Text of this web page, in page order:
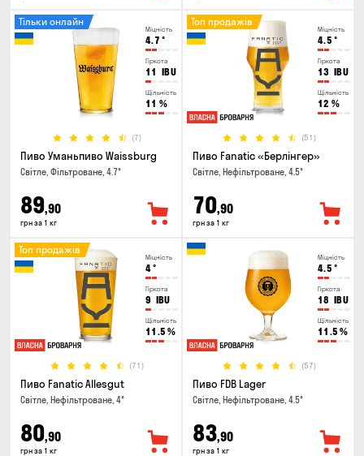
Міцність
4.7 °
Гіркота
11 IBU
Щільність
11 %
(7)
Тільки онлайн
Пиво Уманьпиво Waissburg
Світле, Фільтроване, 4.7°
89,90
грн за 1 кг
Міцність
4.5 °
Гіркота
13 IBU
Щільність
12 %
(51)
Топ продажів
Пиво Fanatic «Берлінгер»
Світле, Нефільтроване, 4.5°
70,90
грн за 1 кг
Міцність
4°
Гіркота
9 IBU
Щільність
11.5 %
(71)
Топ продажів
Пиво Fanatic Allesgut
Світле, Нефільтроване, 4°
80,90
грн за 1 кг
Міцність
4.5 °
Гіркота
18 IBU
Щільність
11.5 %
(57)
Пиво FDB Lager
Світле, Нефільтроване, 4.5°
83,90
грн за 1 кг